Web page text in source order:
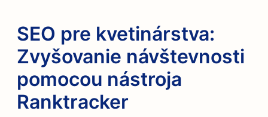
SEO pre kvetinárstva:
Zvyšovanie návštevnosti
pomocou nástroja
Ranktracker